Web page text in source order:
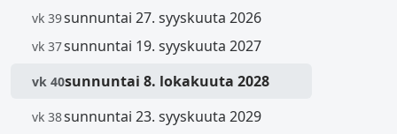
vk 39sunnuntai 27. syyskuuta 2026
vk 37sunnuntai 19. syyskuuta 2027
vk 40sunnuntai 8. lokakuuta 2028
vk 38sunnuntai 23. syyskuuta 2029